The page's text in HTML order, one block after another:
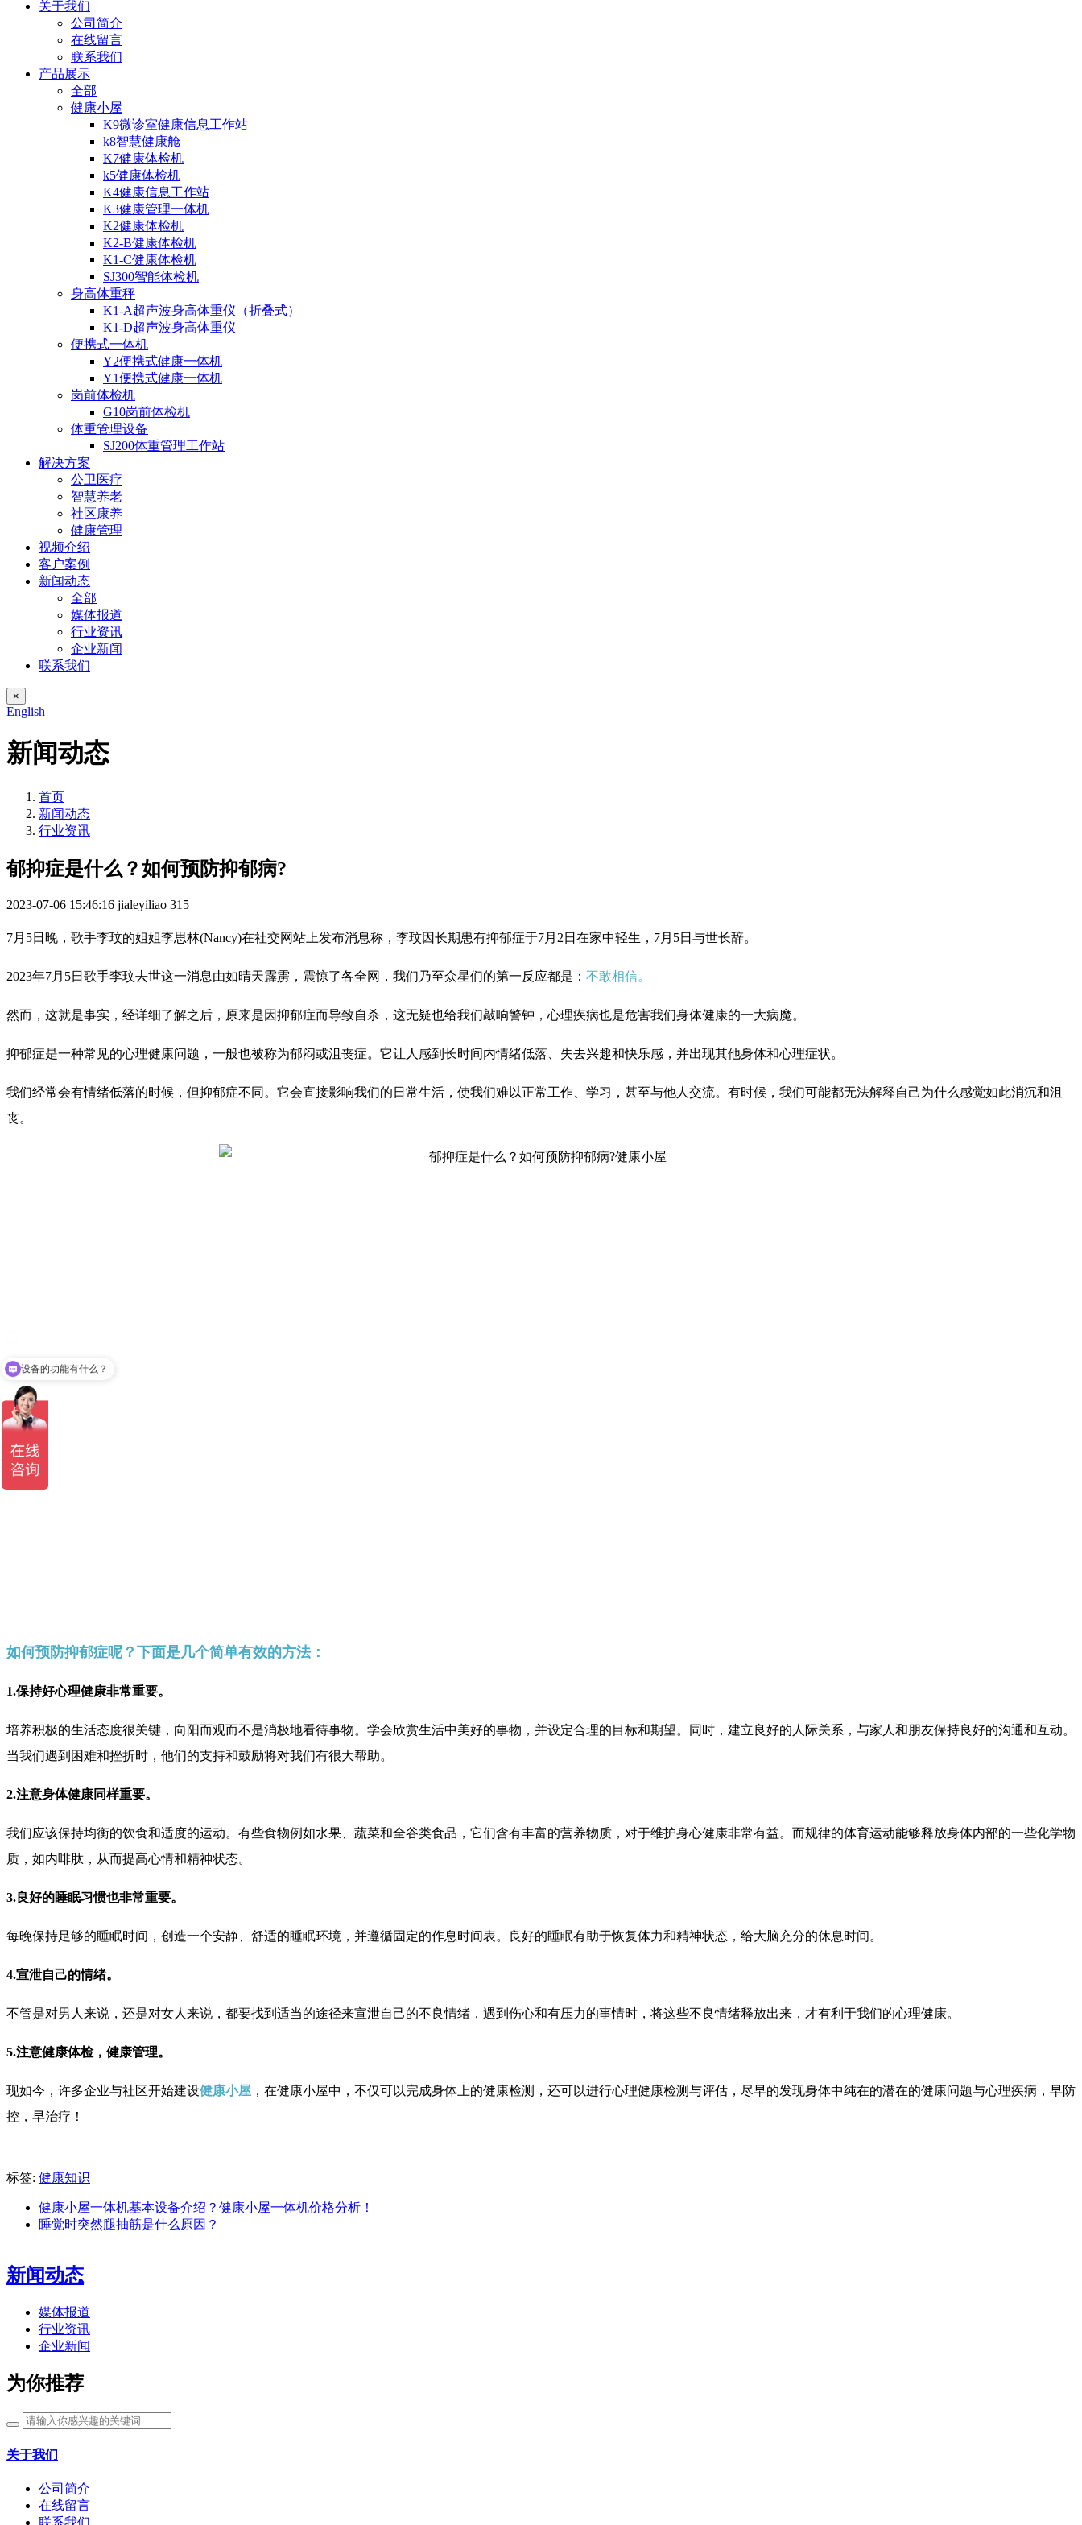
关于我们
公司简介
在线留言
联系我们
产品展示
全部
健康小屋
K9微诊室健康信息工作站
k8智慧健康舱
K7健康体检机
k5健康体检机
K4健康信息工作站
K3健康管理一体机
K2健康体检机
K2-B健康体检机
K1-C健康体检机
SJ300智能体检机
身高体重秤
K1-A超声波身高体重仪（折叠式）
K1-D超声波身高体重仪
便携式一体机
Y2便携式健康一体机
Y1便携式健康一体机
岗前体检机
G10岗前体检机
体重管理设备
SJ200体重管理工作站
解决方案
公卫医疗
智慧养老
社区康养
健康管理
视频介绍
客户案例
新闻动态
全部
媒体报道
行业资讯
企业新闻
联系我们
×
English
新闻动态
首页
新闻动态
行业资讯
郁抑症是什么？如何预防抑郁病?
2023-07-06 15:46:16 jialeyiliao 315
7月5日晚，歌手李玟的姐姐李思林(Nancy)在社交网站上发布消息称，李玟因长期患有抑郁症于7月2日在家中轻生，7月5日与世长辞。
2023年7月5日歌手李玟去世这一消息由如晴天霹雳，震惊了各全网，我们乃至众星们的第一反应都是： 不敢相信。
然而，这就是事实，经详细了解之后，原来是因抑郁症而导致自杀，这无疑也给我们敲响警钟，心理疾病也是危害我们身体健康的一大病魔。
抑郁症是一种常见的心理健康问题，一般也被称为郁闷或沮丧症。它让人感到长时间内情绪低落、失去兴趣和快乐感，并出现其他身体和心理症状。
我们经常会有情绪低落的时候，但抑郁症不同。它会直接影响我们的日常生活，使我们难以正常工作、学习，甚至与他人交流。有时候，我们可能都无法解释自己为什么感觉如此消沉和沮
丧。
如何预防抑郁症呢？下面是几个简单有效的方法：
1.保持好心理健康非常重要。
培养积极的生活态度很关键，向阳而观而不是消极地看待事物。学会欣赏生活中美好的事物，并设定合理的目标和期望。同时，建立良好的人际关系，与家人和朋友保持良好的沟通和互动。
当我们遇到困难和挫折时，他们的支持和鼓励将对我们有很大帮助。
2.注意身体健康同样重要。
我们应该保持均衡的饮食和适度的运动。有些食物例如水果、蔬菜和全谷类食品，它们含有丰富的营养物质，对于维护身心健康非常有益。而规律的体育运动能够释放身体内部的一些化学物
质，如内啡肽，从而提高心情和精神状态。
3.良好的睡眠习惯也非常重要。
每晚保持足够的睡眠时间，创造一个安静、舒适的睡眠环境，并遵循固定的作息时间表。良好的睡眠有助于恢复体力和精神状态，给大脑充分的休息时间。
4.宣泄自己的情绪。
不管是对男人来说，还是对女人来说，都要找到适当的途径来宣泄自己的不良情绪，遇到伤心和有压力的事情时，将这些不良情绪释放出来，才有利于我们的心理健康。
5.注意健康体检，健康管理。
现如今，许多企业与社区开始建设健康小屋 ，在健康小屋中，不仅可以完成身体上的健康检测，还可以进行心理健康检测与评估，尽早的发现身体中纯在的潜在的健康问题与心理疾病，早防
控，早治疗！
标签: 健康知识
健康小屋一体机基本设备介绍？健康小屋一体机价格分析！
睡觉时突然腿抽筋是什么原因？
新闻动态
媒体报道
行业资讯
企业新闻
为你推荐
关于我们
公司简介
在线留言
联系我们
设备的功能有什么？